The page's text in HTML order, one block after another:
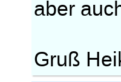
aber
Gruß